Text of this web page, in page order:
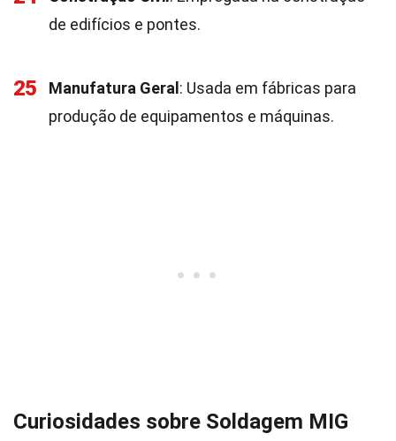
de edifícios e pontes.
25 Manufatura Geral : Usada em fábricas para
produção de equipamentos e máquinas.
Curiosidades sobre Soldagem MIG